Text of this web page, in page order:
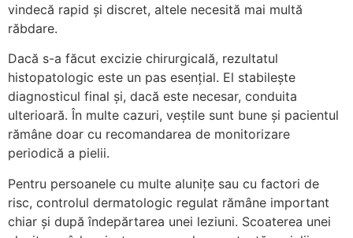
vindecă rapid și discret, altele necesită mai multă
răbdare.
Dacă s-a făcut excizie chirurgicală, rezultatul
histopatologic este un pas esențial. El stabilește
diagnosticul final și, dacă este necesar, conduita
ulterioară. În multe cazuri, veștile sunt bune și pacientul
rămâne doar cu recomandarea de monitorizare
periodică a pielii.
Pentru persoanele cu multe alunițe sau cu factori de
risc, controlul dermatologic regulat rămâne important
chiar și după îndepărtarea unei leziuni. Scoaterea unei